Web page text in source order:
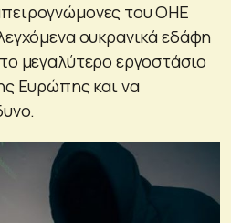
του ΟΗΕ
ουκρανικά εδάφη
μεγαλύτερο εργοστάσιο
Ευρώπης και να